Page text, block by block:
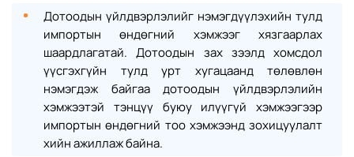
Дотоодын үйлдвэрлэлийг нэмэгдүүлэхийн тулд
импортын өндөгний хэмжээг хязгаарлах
шаардлагатай. Дотоодын зах зээлд хомсдол
үүсгэхгүйн тулд урт хугацаанд төлөвлөн
нэмэгдэж байгаа дотоодын үйлдвэрлэлийн
хэмжээтэй тэнцүү буюу илүүгүй хэмжээгээр
импортын өндөгний тоо хэмжээнд зохицуулалт
хийн ажиллаж байна.